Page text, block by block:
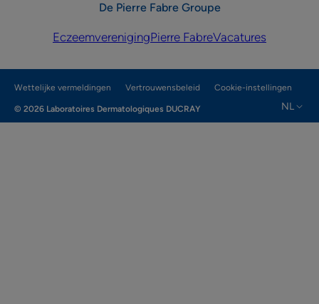
De Pierre Fabre Groupe
EczeemverenigingPierre FabreVacatures
Wettelijke vermeldingen Vertrouwensbeleid Cookie-instellingen
© 2026 Laboratoires Dermatologiques DUCRAY NL